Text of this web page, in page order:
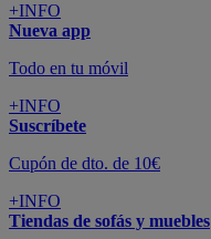
+INFO
Nueva app
Todo en tu móvil
+INFO
Suscríbete
Cupón de dto. de 10€
+INFO
Tiendas de sofás y muebles